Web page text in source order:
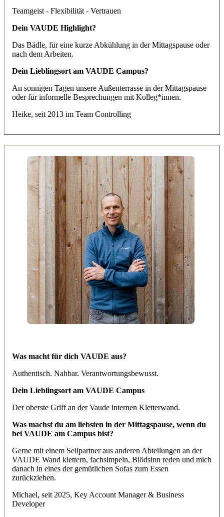
Teamgeist - Flexibilität - Vertrauen
Dein VAUDE Highlight?
Das Bädle, für eine kurze Abkühlung in der Mittagspause oder
nach dem Arbeiten.
Dein Lieblingsort am VAUDE Campus?
An sonnigen Tagen unsere Außenterrasse in der Mittagspause
oder für informelle Besprechungen mit Kolleg*innen.
Heike, seit 2013 im Team Controlling
Was macht für dich VAUDE aus?
Authentisch. Nahbar. Verantwortungsbewusst.
Dein Lieblingsort am VAUDE Campus
Der oberste Griff an der Vaude internen Kletterwand.
Was machst du am liebsten in der Mittagspause, wenn du
bei VAUDE am Campus bist?
Gerne mit einem Seilpartner aus anderen Abteilungen an der
VAUDE Wand klettern, fachsimpeln, Blödsinn reden und mich
danach in eines der gemütlichen Sofas zum Essen
zurückziehen.
Michael, seit 2025, Key Account Manager & Business
Developer